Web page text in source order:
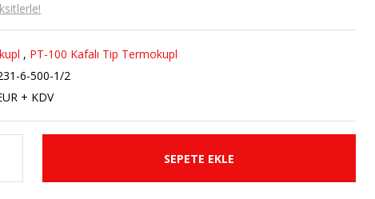
, PT-100 Kafalı Tip Termokupl
6-500-1/2
+ KDV
SEPETE EKLE